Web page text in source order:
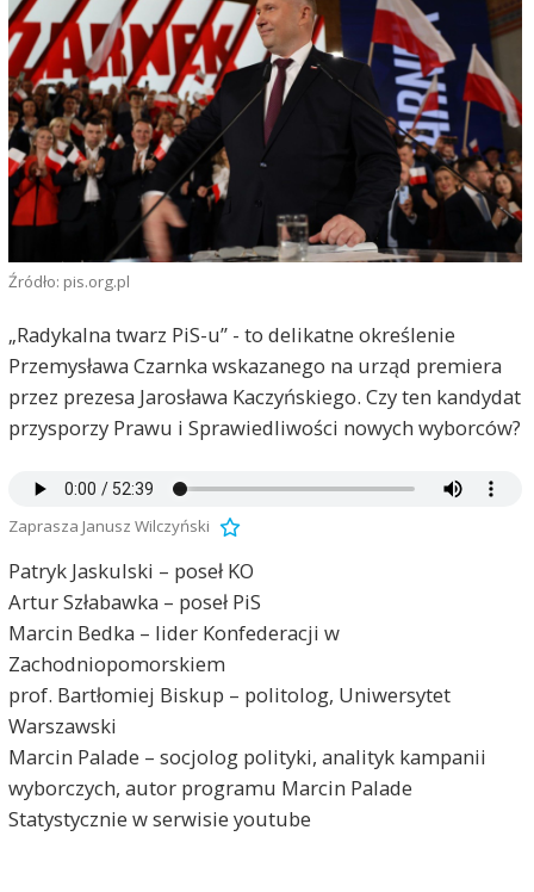
Źródło: pis.org.pl
„Radykalna twarz PiS-u” - to delikatne określenie
Przemysława Czarnka wskazanego na urząd premiera
przez prezesa Jarosława Kaczyńskiego. Czy ten kandydat
przysporzy Prawu i Sprawiedliwości nowych wyborców?
Zaprasza Janusz Wilczyński
Patryk Jaskulski – poseł KO
Artur Szłabawka – poseł PiS
Marcin Bedka – lider Konfederacji w
Zachodniopomorskiem
prof. Bartłomiej Biskup – politolog, Uniwersytet
Warszawski
Marcin Palade – socjolog polityki, analityk kampanii
wyborczych, autor programu Marcin Palade
Statystycznie w serwisie youtube